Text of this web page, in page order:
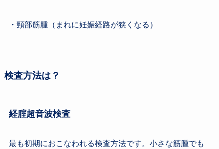
・頸部筋腫（まれに妊娠経路が狭くなる）
検査方法は？
経腟超音波検査
最も初期におこなわれる検査方法です。小さな筋腫でも